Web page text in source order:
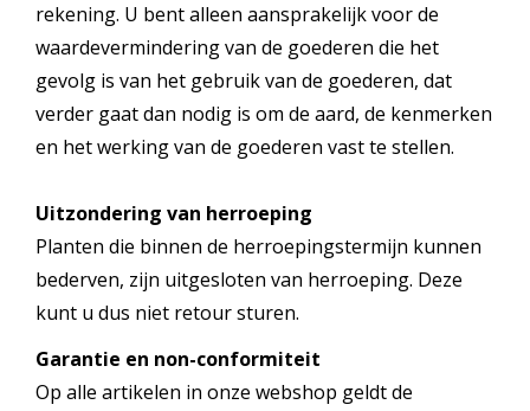
rekening. U bent alleen aansprakelijk voor de
waardevermindering van de goederen die het
gevolg is van het gebruik van de goederen, dat
verder gaat dan nodig is om de aard, de kenmerken
en het werking van de goederen vast te stellen.
Uitzondering van herroeping
Planten die binnen de herroepingstermijn kunnen
bederven, zijn uitgesloten van herroeping. Deze
kunt u dus niet retour sturen.
Garantie en non-conformiteit
Op alle artikelen in onze webshop geldt de